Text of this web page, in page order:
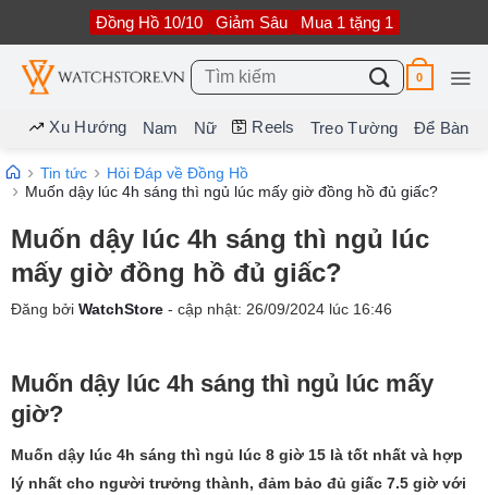
nội
dung
Đồng Hồ 10/10 Giảm Sâu Mua 1 tặng 1
Tìm
kiếm:
0
Xu Hướng Nam Nữ Reels Treo Tường Để Bàn
Tin tức
Hỏi Đáp về Đồng Hồ
Muốn dậy lúc 4h sáng thì ngủ lúc mấy giờ đồng hồ đủ giấc?
Muốn dậy lúc 4h sáng thì ngủ lúc
mấy giờ đồng hồ đủ giấc?
Đăng bởi WatchStore - cập nhật: 26/09/2024 lúc 16:46
Muốn dậy lúc 4h sáng thì ngủ lúc mấy
giờ?
Muốn dậy lúc 4h sáng thì ngủ lúc 8 giờ 15 là tốt nhất và hợp
lý nhất cho người trưởng thành, đảm bảo đủ giấc 7.5 giờ với